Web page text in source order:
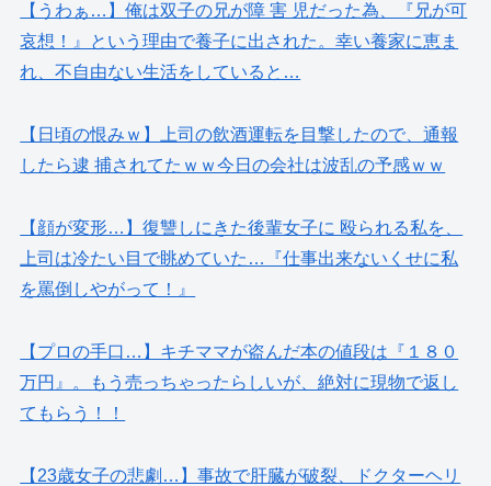
【うわぁ…】俺は双子の兄が障 害 児だった為、『兄が可
哀想！』という理由で養子に出された。幸い養家に恵ま
れ、不自由ない生活をしていると…
【日頃の恨みｗ】上司の飲酒運転を目撃したので、通報
したら逮 捕されてたｗｗ今日の会社は波乱の予感ｗｗ
【顔が変形…】復讐しにきた後輩女子に 殴られる私を、
上司は冷たい目で眺めていた…『仕事出来ないくせに私
を罵倒しやがって！』
【プロの手口…】キチママが盗んだ本の値段は『１８０
万円』。もう売っちゃったらしいが、絶対に現物で返し
てもらう！！
【23歳女子の悲劇…】事故で肝臓が破裂、ドクターヘリ